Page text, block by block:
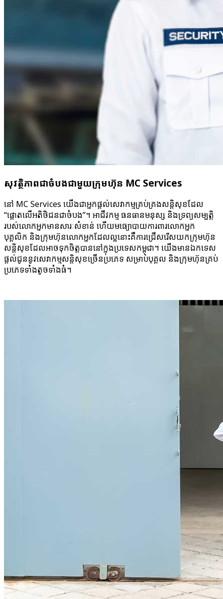
សុវត្ថិភាព​ជា​ចំបង​ជាមួយ​ក្រុមហ៊ុន MC Services
នៅ MC Services យើង​ជា​អ្នក​ផ្តល់​សេវាកម្ម​គ្រប់គ្រង​សន្តិសុខ​ដែល
“ផ្តោតលើ​អតិថិជន​ជា​ចំបង”។ អាជីវកម្ម ធនធាន​មនុស្ស និងទ្រព្យសម្បត្តិ​
របស់​លោកអ្នក​មាន​សារៈសំខាន់ ហើយ​មធ្យោបាយ​ការពារ​លោកអ្នក
បុគ្គលិក និងក្រុមហ៊ុន​លោកអ្នក​ដែលល្អ​នោះ​គឺ​ការជ្រើសរើស​យក​ក្រុមហ៊ុន​
សន្តិសុខ​ដែល​អាចទុកចិត្ត​បាន​នៅក្នុង​ប្រទេស​កម្ពុជា។ យើង​មាន​ឯកទេស​
ផ្តល់ជូន​នូវ​សេវាកម្ម​សន្តិសុខ​ច្រើន​ប្រភេទ សម្រាប់​បុគ្គល និង​ក្រុមហ៊ុន​គ្រប់
ប្រភេទ​ទាំងតូច​ទាំងធំ។